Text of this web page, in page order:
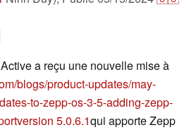
a reçu une nouvelle mise à
blogs/product-updates/may-
to-zepp-os-3-5-adding-zepp-
version 5.0.6.1qui apporte Zepp